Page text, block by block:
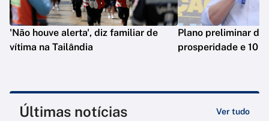
'Não houve alerta', diz familiar de
vítima na Tailândia
Plano preliminar de
prosperidade e 10
Últimas notícias Ver tudo